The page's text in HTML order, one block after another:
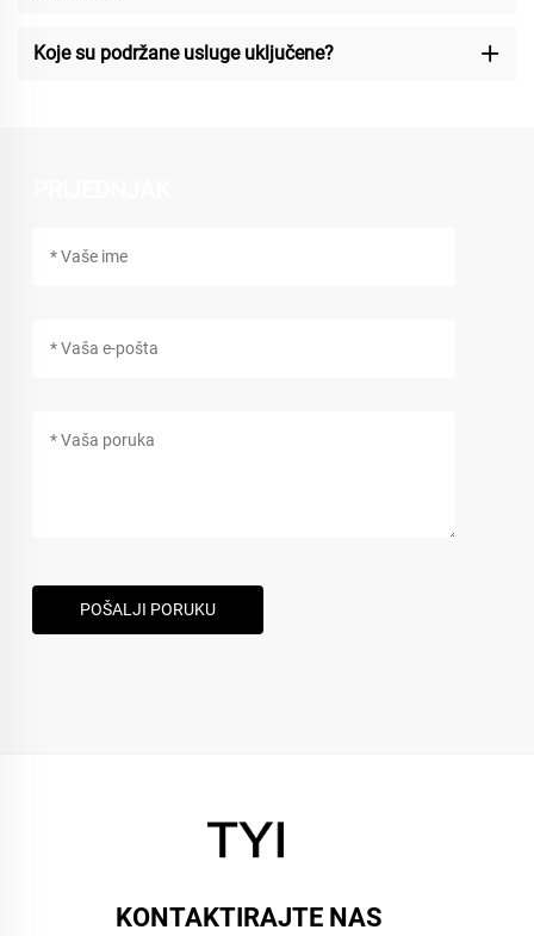
Koje su podržane usluge uključene?
POŠALJI PORUKU
KONTAKTIRAJTE NAS